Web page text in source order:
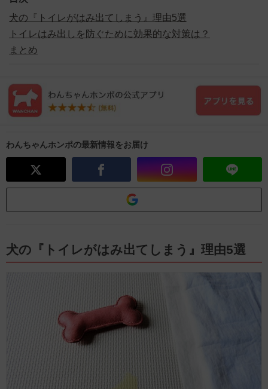
犬の『トイレがはみ出てしまう』理由5選
トイレはみ出しを防ぐために効果的な対策は？
まとめ
わんちゃんホンポの最新情報をお届け
犬の『トイレがはみ出てしまう』理由5選